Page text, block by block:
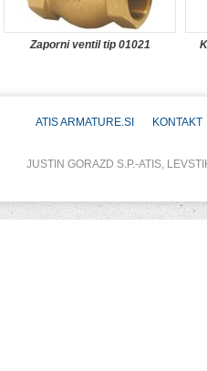
Zaporni ventil tip 01021
ATIS ARMATURE.SI KONTAKT
JUSTIN GORAZD S.P.-ATIS,